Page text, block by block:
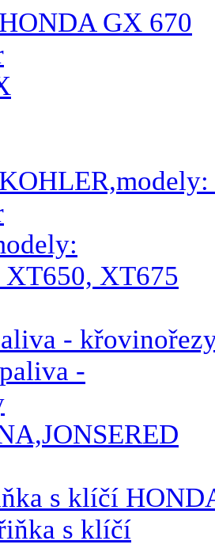
GX 670
-
s klíčí